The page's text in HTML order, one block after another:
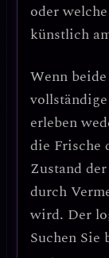
oder
künstlich
Wenn
erleben
die Frische
Zustand
durch
wird. Der
Suchen Sie